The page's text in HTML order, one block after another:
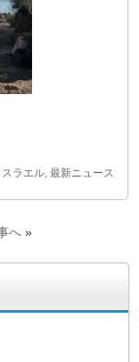
スラエル, 最新ニュース
へ»